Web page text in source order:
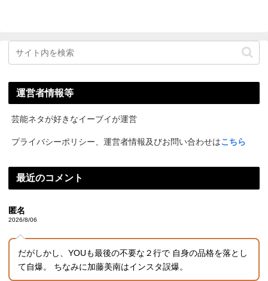
運営者情報等
芸能ネタが好きなイーブイが運営
プライバシーポリシー、運営者情報及びお問い合わせはこちら
最近のコメント
匿名
2026/8/06
だがしかし、YOUも最後の不要な２行で 自身の品格を落とし
て自爆。 ちなみに加藤美南はインスタ誤爆。